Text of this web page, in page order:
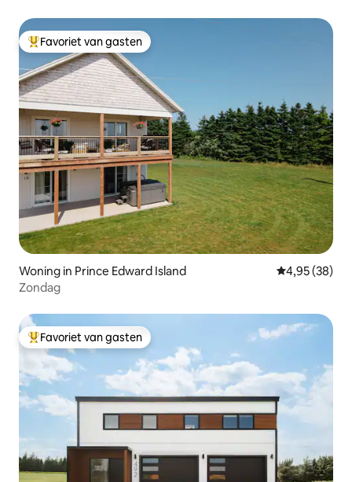
Topfavoriet van gasten
Favoriet van gasten
Woning in Prince Edward Island Gemiddelde
4,95 (38)
Zondag
Topfavoriet van gasten
Favoriet van gasten